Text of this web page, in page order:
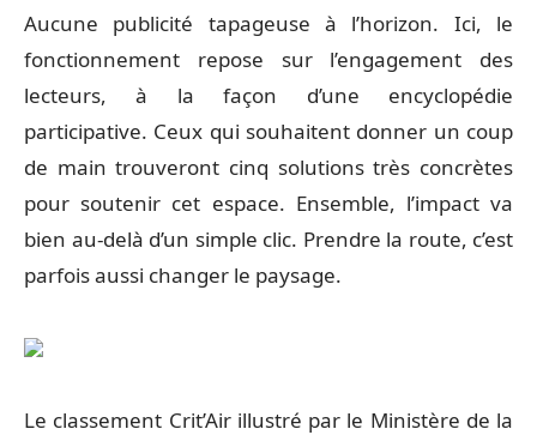
Aucune publicité tapageuse à l’horizon. Ici, le
fonctionnement repose sur l’engagement des
lecteurs, à la façon d’une encyclopédie
participative. Ceux qui souhaitent donner un coup
de main trouveront cinq solutions très concrètes
pour soutenir cet espace. Ensemble, l’impact va
bien au-delà d’un simple clic. Prendre la route, c’est
parfois aussi changer le paysage.
Le classement Crit’Air illustré par le Ministère de la